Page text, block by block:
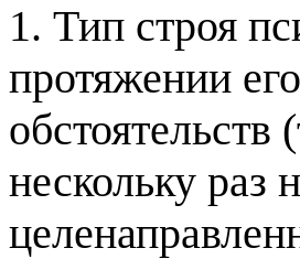
1. Тип строя
протяжении
нескольку раз